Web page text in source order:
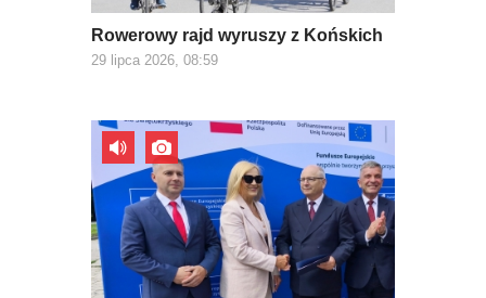
Rowerowy rajd wyruszy z Końskich
29 lipca 2026, 08:59